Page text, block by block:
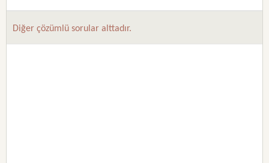
Diğer çözümlü sorular alttadır.